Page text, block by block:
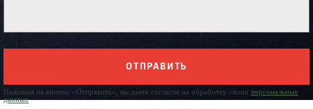
ОТПРАВИТЬ
Нажимая на кнопку «Отправить», вы даете согласие на обработку своих персональных
данных